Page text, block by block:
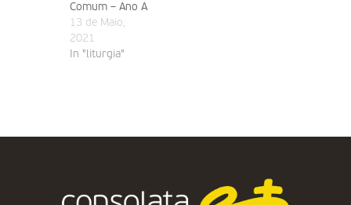
Comum – Ano A
13 de Maio,
2021
In "liturgia"